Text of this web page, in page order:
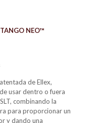
NEO™
de Ellex,
usar dentro o fuera
combinando la
para proporcionar un
y dando una